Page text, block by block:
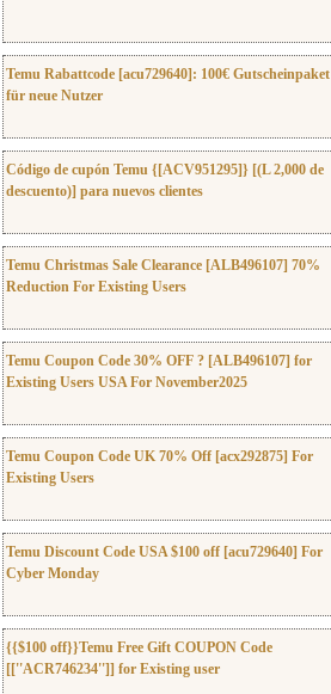
Temu Rabattcode [acu729640]: 100€ Gutscheinpaket
für neue Nutzer
Código de cupón Temu {[ACV951295]} [(L 2,000 de
descuento)] para nuevos clientes
Temu Christmas Sale Clearance [ALB496107] 70%
Reduction For Existing Users
Temu Coupon Code 30% OFF ? [ALB496107] for
Existing Users USA For November2025
Temu Coupon Code UK 70% Off [acx292875] For
Existing Users
Temu Discount Code USA $100 off [acu729640] For
Cyber Monday
{{$100 off}}Temu Free Gift COUPON Code
[[''ACR746234'']] for Existing user